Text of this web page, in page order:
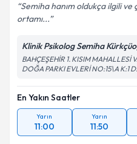
Semiha hanım oldukça ilgili
ortamı...
Klinik Psikolog Semiha
BAHÇEŞEHİR 1. KISIM MAHALLESİ
DOĞA PARKI EVLERİ NO:15\A K:1
En Yakın Saatler
Yarın
11:00
Yarın
11:50